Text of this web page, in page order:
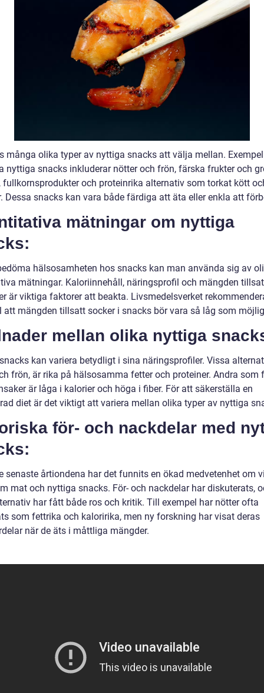
många olika typer av nyttiga snacks att välja mellan.
nyttiga snacks inkluderar nötter och frön, färska frukter och
fullkornsprodukter och proteinrika alternativ som torkat kött
Dessa snacks kan vara både färdiga att äta eller enkla att
mätningar om nyttiga
hälsosamheten hos snacks kan man använda sig av
mätningar. Kaloriinnehåll, näringsprofil och mängden
är viktiga faktorer att beakta. Livsmedelsverket
att mängden tillsatt socker i snacks bör vara så låg som
mellan olika nyttiga
kan variera betydligt i sina näringsprofiler. Vissa
frön, är rika på hälsosamma fetter och proteiner. Andra som
är låga i kalorier och höga i fiber. För att säkerställa en
diet är det viktigt att variera mellan olika typer av nyttiga
för- och nackdelar med
senaste årtiondena har det funnits en ökad medvetenhet om
mat och nyttiga snacks. För- och nackdelar har diskuterats,
har fått både ros och kritik. Till exempel har nötter ofta
som fettrika och kaloririka, men ny forskning har visat deras
när de äts i måttliga mängder.